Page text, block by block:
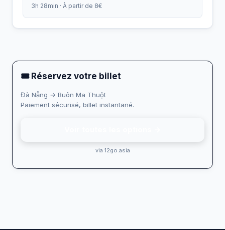
3h 28min · À partir de 8€
🎟 Réservez votre billet
Đà Nẵng → Buôn Ma Thuột
Paiement sécurisé, billet instantané.
via 12go.asia